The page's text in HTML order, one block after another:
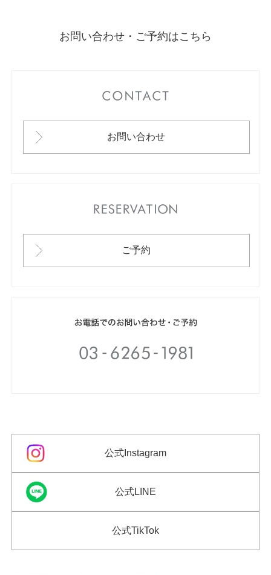
お問い合わせ・ご予約はこちら
お問い合わせ
ご予約
公式Instagram
公式LINE
公式TikTok